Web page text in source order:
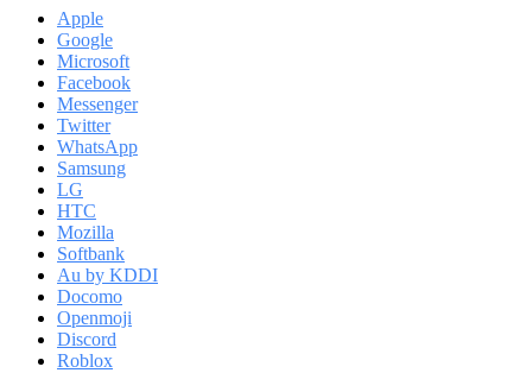
Apple
Google
Microsoft
Facebook
Messenger
Twitter
WhatsApp
Samsung
LG
HTC
Mozilla
Softbank
Au by KDDI
Docomo
Openmoji
Discord
Roblox